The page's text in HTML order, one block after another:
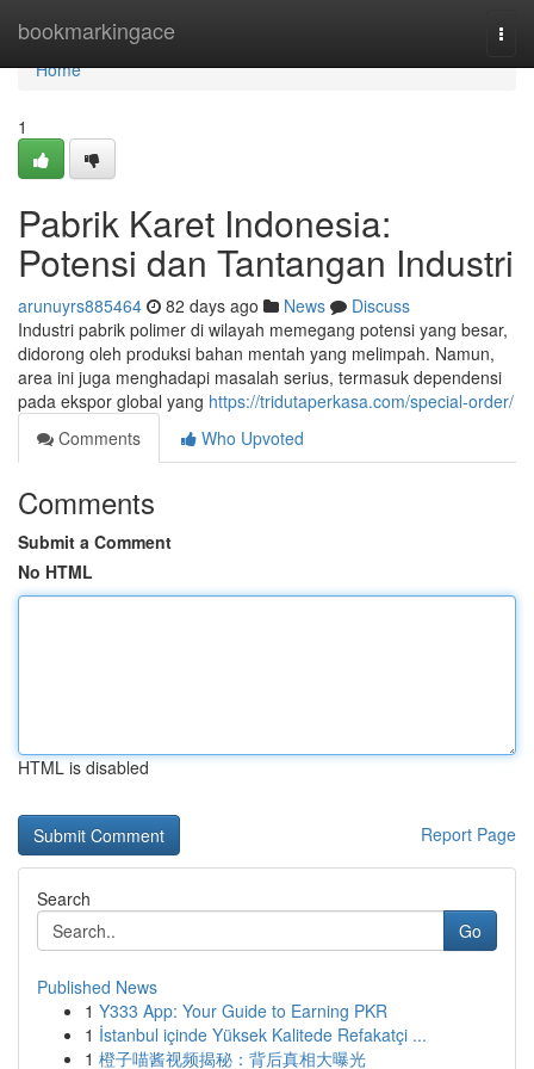
bookmarkingace
Home
Home
1
Pabrik Karet Indonesia:
Potensi dan Tantangan Industri
arunuyrs885464 82 days ago News
Discuss
Industri pabrik polimer di wilayah memegang potensi yang besar,
didorong oleh produksi bahan mentah yang melimpah. Namun,
area ini juga menghadapi masalah serius, termasuk dependensi
pada ekspor global yang https://tridutaperkasa.com/special-order/
Comments
Who Upvoted
Comments
Submit a Comment
No HTML
HTML is disabled
Report Page
Search
Go
Published News
1 Y333 App: Your Guide to Earning PKR
1 İstanbul içinde Yüksek Kalitede Refakatçi ...
1 橙子喵酱视频揭秘：背后真相大曝光